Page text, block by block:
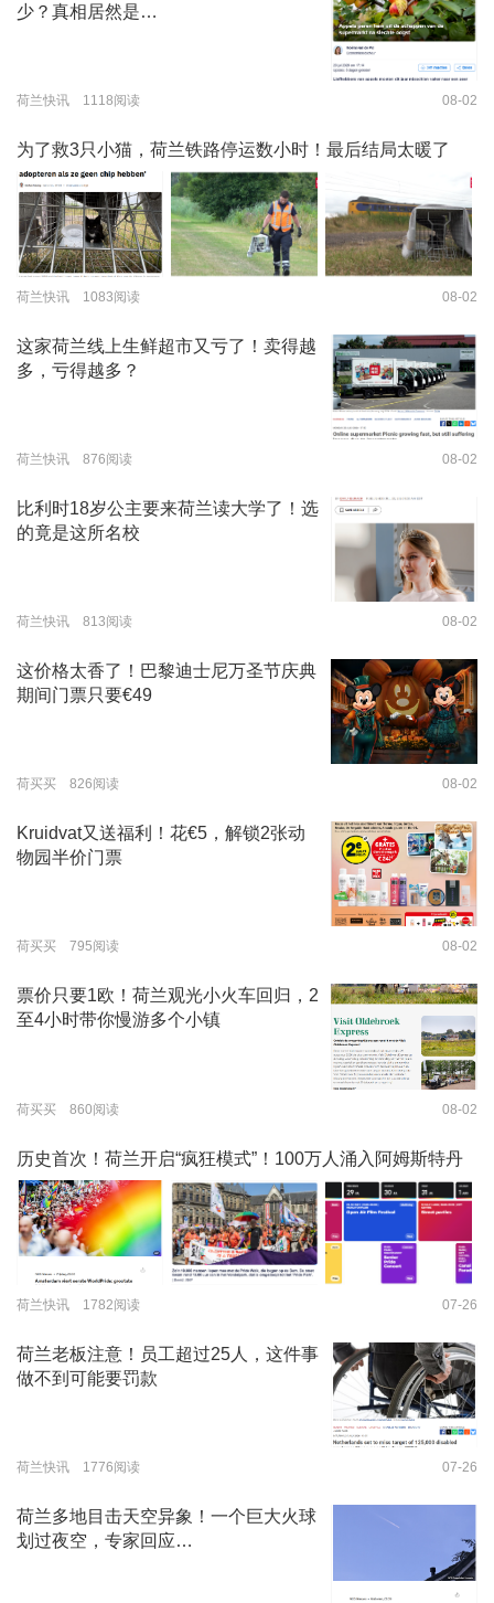
少？真相居然是…
荷兰快讯 1118阅读 08-02
为了救3只小猫，荷兰铁路停运数小时！最后结局太暖了
荷兰快讯 1083阅读 08-02
这家荷兰线上生鲜超市又亏了！卖得越
多，亏得越多？
荷兰快讯 876阅读 08-02
比利时18岁公主要来荷兰读大学了！选
的竟是这所名校
荷兰快讯 813阅读 08-02
这价格太香了！巴黎迪士尼万圣节庆典
期间门票只要€49
荷买买 826阅读 08-02
Kruidvat又送福利！花€5，解锁2张动
物园半价门票
荷买买 795阅读 08-02
票价只要1欧！荷兰观光小火车回归，2
至4小时带你慢游多个小镇
荷买买 860阅读 08-02
历史首次！荷兰开启“疯狂模式”！100万人涌入阿姆斯特丹
荷兰快讯 1782阅读 07-26
荷兰老板注意！员工超过25人，这件事
做不到可能要罚款
荷兰快讯 1776阅读 07-26
荷兰多地目击天空异象！一个巨大火球
划过夜空，专家回应…